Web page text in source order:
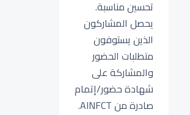
تحسين مناسبة.
يحصل المشاركون
الذين يستوفون
متطلبات الحضور
والمشاركة على
شهادة حضور/إتمام
صادرة من AINFCT.